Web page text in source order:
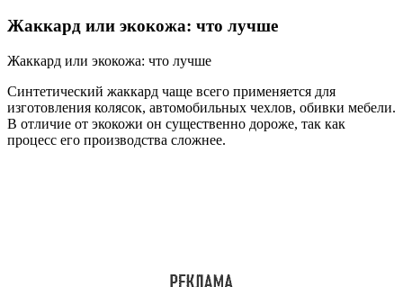
Жаккард или экокожа: что лучше
Жаккард или экокожа: что лучше
Синтетический жаккард чаще всего применяется для
изготовления колясок, автомобильных чехлов, обивки мебели.
В отличие от экокожи он существенно дороже, так как
процесс его производства сложнее.